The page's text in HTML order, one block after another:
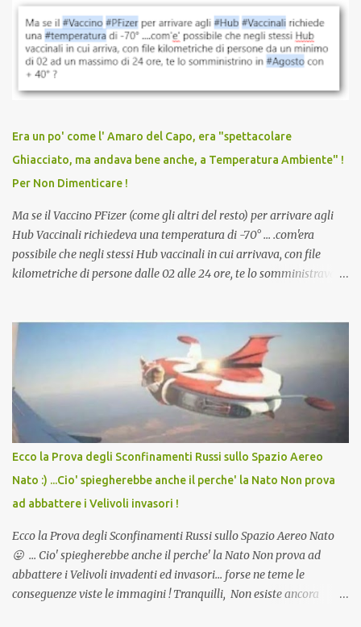
vaccinazione. Non avevamo mai sentito parlare di ricompense,
sconti, incentivi per vaccinarsi. Non avevamo mai visto
discriminazioni per coloro che non l’hanno fatto. Se non sei stato
vaccinato, nessuno aveva prima cercato di farti sentire una
persona cattiva. Non avevamo mai visto un vaccino che minacci le
vaccino usato per minacciare i mezzi di sussistenza, il lavoro o la
scuola. Non avevamo mai visto un vaccino che permettesse a un
dodicenne di ignorare il consenso dei genitori. Dopo tutti i vaccini
che abbiamo elencato sopra...
Era un po' come l' Amaro del Capo, era "spettacolare
Ghiacciato, ma andava bene anche, a Temperatura Ambiente" !
Per Non Dimenticare !
Ma se il Vaccino PFizer (come gli altri del resto) per arrivare agli
Hub Vaccinali richiedeva una temperatura di -70° ... .com'era
possibile che negli stessi Hub vaccinali in cui arrivava, con file
kilometriche di persone dalle 02 alle 24 ore, te lo somministravano
Vaccino come: l' Amaro del Capo, era "spettacolare Ghiacciato, ma
andava bene anche, a Temperatura Ambiente"! Riproponiamo
l'articolo per NON Dimenticare!
Ecco la Prova degli Sconfinamenti Russi sullo Spazio Aereo
Nato :) ...Cio' spiegherebbe anche il perche' la Nato Non prova
ad abbattere i Velivoli invasori !
Ecco la Prova degli Sconfinamenti Russi sullo Spazio Aereo Nato
😛 ... Cio' spiegherebbe anche il perche' la Nato Non prova ad
abbattere i Velivoli invadenti ed invasori... forse ne teme le
conseguenze viste le immagini ! Tranquilli, Non esiste ancora